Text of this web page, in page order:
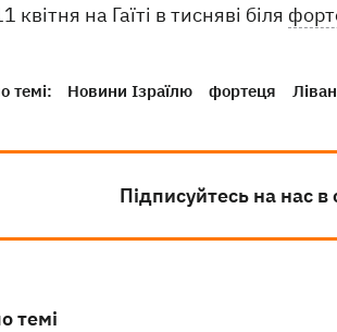
квітня на Гаїті в тисняві біля
темі: Новини Ізраїлю фортеця Ліван
Підписуйтесь на нас
темі